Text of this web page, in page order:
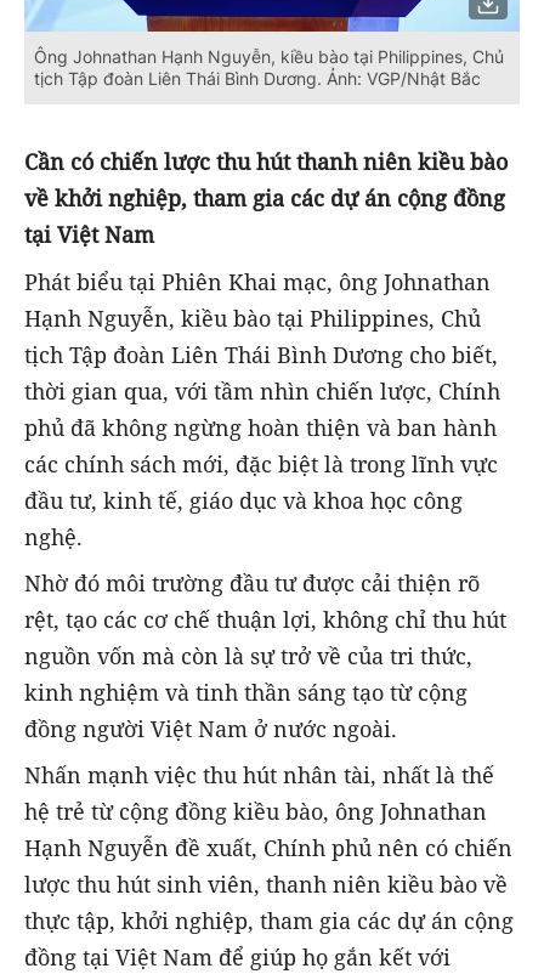
Ông Johnathan Hạnh Nguyễn, kiều bào tại Philippines, Chủ
tịch Tập đoàn Liên Thái Bình Dương. Ảnh: VGP/Nhật Bắc
Cần có chiến lược thu hút thanh niên kiềubào
về khởi nghiệp, tham gia các dự án cộng đồng
tại Việt Nam
Phát biểu tại Phiên Khai mạc, ông Johnathan
Hạnh Nguyễn, kiều bào tại Philippines, Chủ
tịch Tập đoàn Liên Thái Bình Dương cho biết,
thời gian qua, với tầm nhìn chiến lược, Chính
phủ đã không ngừng hoàn thiện và ban hành
các chính sách mới, đặc biệt là trong lĩnh vực
đầu tư, kinh tế, giáo dục và khoa học công
nghệ.
Nhờ đó môi trường đầu tư được cải thiện rõ
rệt, tạo các cơ chế thuận lợi, không chỉ thu hút
nguồn vốn mà còn là sự trở về của tri thức,
kinh nghiệm và tinh thần sáng tạo từ cộng
đồng người Việt Nam ở nước ngoài.
Nhấn mạnh việc thu hút nhân tài, nhất là thế
hệ trẻ từ cộng đồng kiều bào, ông Johnathan
Hạnh Nguyễn đề xuất, Chính phủ nên có chiến
lược thu hút sinh viên, thanh niên kiều bào về
thực tập, khởi nghiệp, tham gia các dự án cộng
đồng tại Việt Nam để giúp họ gắn kết với